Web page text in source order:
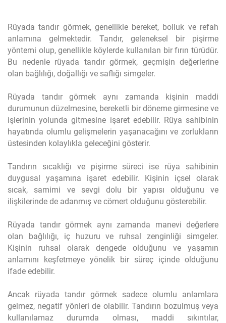
Rüyada tandır görmek, genellikle bereket, bolluk ve refah
anlamına gelmektedir. Tandır, geleneksel bir pişirme
yöntemi olup, genellikle köylerde kullanılan bir fırın türüdür.
Bu nedenle rüyada tandır görmek, geçmişin değerlerine
olan bağlılığı, doğallığı ve saflığı simgeler.
Rüyada tandır görmek aynı zamanda kişinin maddi
durumunun düzelmesine, bereketli bir döneme girmesine ve
işlerinin yolunda gitmesine işaret edebilir. Rüya sahibinin
hayatında olumlu gelişmelerin yaşanacağını ve zorlukların
üstesinden kolaylıkla geleceğini gösterir.
Tandırın sıcaklığı ve pişirme süreci ise rüya sahibinin
duygusal yaşamına işaret edebilir. Kişinin içsel olarak
sıcak, samimi ve sevgi dolu bir yapısı olduğunu ve
ilişkilerinde de adanmış ve cömert olduğunu gösterebilir.
Rüyada tandır görmek aynı zamanda manevi değerlere
olan bağlılığı, iç huzuru ve ruhsal zenginliği simgeler.
Kişinin ruhsal olarak dengede olduğunu ve yaşamın
anlamını keşfetmeye yönelik bir süreç içinde olduğunu
ifade edebilir.
Ancak rüyada tandır görmek sadece olumlu anlamlara
gelmez, negatif yönleri de olabilir. Tandırın bozulmuş veya
kullanılamaz durumda olması, maddi sıkıntılar,